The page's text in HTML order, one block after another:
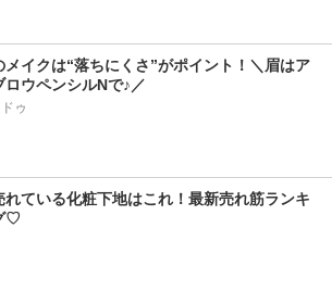
メイクは“落ちにくさ”がポイント！＼眉はア
ロウペンシルNで♪／
ゥ
れている化粧下地はこれ！最新売れ筋ランキ
♡